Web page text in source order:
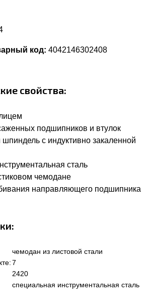
код: 4042146302408
свойства:
подшипников и втулок
с индуктивно закаленной
сталь
чемодане
направляющего подшипника
чемодан из листовой стали
7
2420
специальная инструментальная сталь